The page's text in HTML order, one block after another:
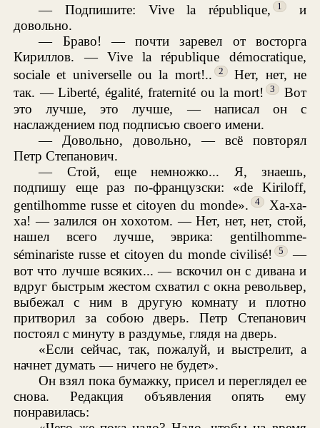
— Подпишите: Vive la république,
1
и
довольно.
— Браво! — почти заревел от восторга
Кириллов. — Vive la république démocratique,
sociale et universelle ou la mort!..
2 Нет, нет, не
так. — Liberté, égalité, fraternité ou la mort!
3
Вот
это лучше, это лучше, — написал он с
наслаждением под подписью своего имени.
— Довольно, довольно, — всё повторял
Петр Степанович.
— Стой, еще немножко... Я, знаешь,
подпишу еще раз по-французски: «de Kiriloff,
gentilhomme russe et citoyen du monde».
4
Xa-xa-
xa! — залился он хохотом. — Нет, нет, нет, стой,
нашел всего лучше, эврика: gentilhomme-
séminariste russe et citoyen du monde civilisé!
5
—
вот что лучше всяких... — вскочил он с дивана и
вдруг быстрым жестом схватил с окна револьвер,
выбежал с ним в другую комнату и плотно
притворил за собою дверь. Петр Степанович
постоял с минуту в раздумье, глядя на дверь.
«Если сейчас, так, пожалуй, и выстрелит, а
начнет думать — ничего не будет».
Он взял пока бумажку, присел и переглядел ее
снова. Редакция объявления опять ему
понравилась: